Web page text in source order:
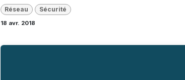
Réseau Sécurité
18 avr. 2018